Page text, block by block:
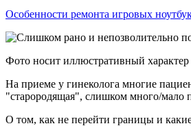
Особенности ремонта игровых
Фото носит иллюстративный характер
На приеме у гинеколога многие
"старородящая", слишком много/мало
О том, как не перейти границы и